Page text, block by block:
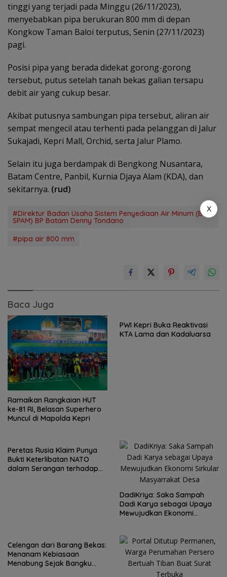
tinggi yang terjadi pada Minggu (26/11/2023),
menyebabkan pipa berukuran 800 mm di depan
Kongkow Taman Baloi terputus, Senin (27/11/2023)
pagi.
Posisi pipa yang berada didekat gorong-gorong
tersebut, putus setelah tanah bekas galian tersapu
debit air yang cukup besar.
Akibat putusnya sambungan pipa tersebut, aliran air
sempat mengecil atau terhenti pada pelanggan di Jalur
Sukajadi, Kepri Mall, Orchid, serta Jalur Plamo.
Selain itu juga berdampak di Bengkong Nusantara,
Batam Centre, Panbil, Kurnia Djaya Alam (KDA), dan
sekitarnya. (rud)
#Direktur Badan Usaha Sistem Penyediaan Air Minum (BU
SPAM) BP Batam Denny Tondano
#pipa air 800 mm
Baca Juga
Ramaikan Rangkaian HUT
ke-81 RI, Belasan Superhero
Muncul di Mapolda Kepri
PWI Kepri Buka Reaktivasi
KTA Lama dan Kadaluarsa
Peretas Rusia Klaim Punya
Bukti Keterlibatan NATO
dalam Serangan terhadap
DadiKriya: Saka Sampah
Dadi Karya sebagai Upaya
Mewujudkan Ekonomi
Celengan dari Barang Bekas:
Menanam Kebiasaan
Menabung Sejak Bangku
X